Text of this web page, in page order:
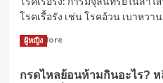
โรคเรื้อรัง เช่น โรคอ้วน เบาหวาน
Read MoreRead
เพิ่ม
ผู้หญิง
กรดไหลย้อนห้ามกินอะไร? ห